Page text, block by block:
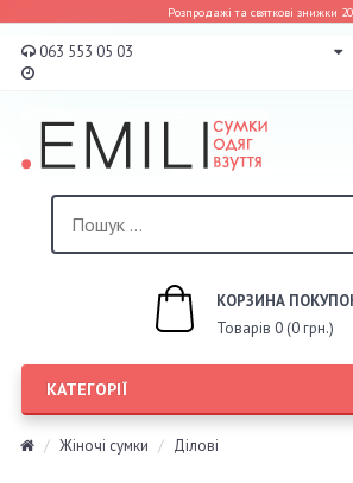
Розпродажі та святкові знижки
063 553 05 03
КОРЗИНА
Товарів 0 (0 грн.)
КАТЕГОРІЇ
Жіночі сумки Ділові